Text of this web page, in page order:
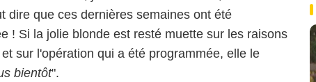
dire que ces dernières semaines ont été
! Si la jolie blonde est resté muette sur les raisons
sur l'opération qui a été programmée, elle le
bientôt".